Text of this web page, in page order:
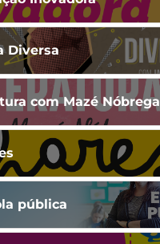
Diversa
com Mazé Nóbrega
pública